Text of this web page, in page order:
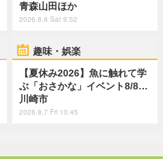
青森山田ほか
2026.8.8 Sat 9:52
趣味・娯楽
【夏休み2026】魚に触れて学
ぶ「おさかな」イベント8/8…
川崎市
2026.8.7 Fri 10:45